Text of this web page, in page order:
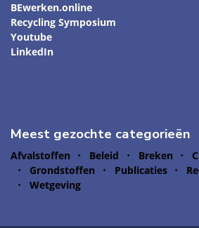
BEwerken.online
Recycling Symposium
Youtube
LinkedIn
Meest gezochte categorieën
Afvalstoffen Beleid Breken
Grondstoffen
Publicaties
Wetgeving